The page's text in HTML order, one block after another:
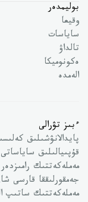
بوليمدەر
وقيعا
ساياسات
تالداۋ
ەكونوميكا
الەمدە
ءبىز تۋرالى
پايدالانۋشىلىق
قۇپىيالىلىق ساياساتى
مەملەكەتتىك رامىزدەر
جەمقورلىققا قارسى
مەملەكەتتىك ساتىپ